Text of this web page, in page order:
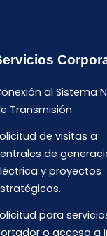
al Sistema
Transmisión
de visitas a
de
y proyectos
para
o acceso a